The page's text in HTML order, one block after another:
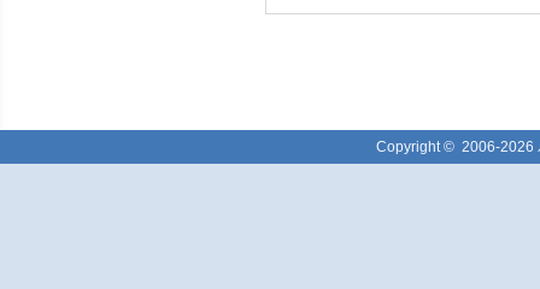
Copyright © 2006-2026